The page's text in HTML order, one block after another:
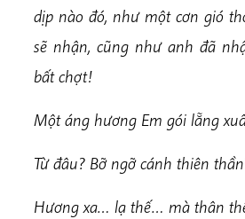
dịp nào đó, như một cơn gió
sẽ nhận, cũng như anh đã
bất chợt!
Một áng hương Em gói lẵng
Từ đâu? Bỡ ngỡ cánh thiên
Hương xa… lạ thế… mà thân